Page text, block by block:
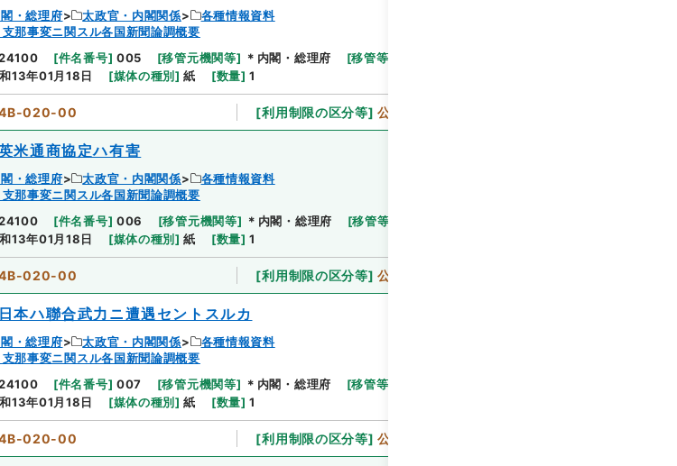
・総理府 太政官・内閣関係
各種情報資料
那事変ニ関スル各国新聞論調概要
[件名番号] 005 [移管元機関等] ＊内閣・総理府 [移管等年度
13年01月18日 [媒体の種別] 紙 [数量] 1
020-00 [利用制限の区分等] 公開
米通商協定ハ有害
・総理府 太政官・内閣関係
各種情報資料
那事変ニ関スル各国新聞論調概要
[件名番号] 006 [移管元機関等] ＊内閣・総理府 [移管等年度
13年01月18日 [媒体の種別] 紙 [数量] 1
020-00 [利用制限の区分等] 公開
本ハ聯合武力ニ遭遇セントスルカ
・総理府 太政官・内閣関係
各種情報資料
那事変ニ関スル各国新聞論調概要
[件名番号] 007 [移管元機関等] ＊内閣・総理府 [移管等年度
13年01月18日 [媒体の種別] 紙 [数量] 1
020-00 [利用制限の区分等] 公開